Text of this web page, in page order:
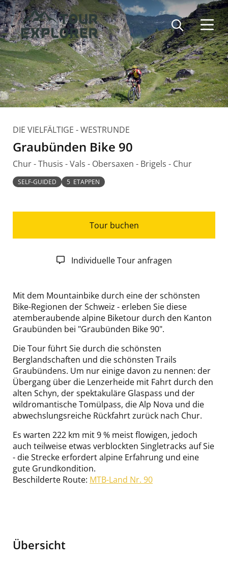
Direkt
zum
Inhalt
DIE VIELFÄLTIGE - WESTRUNDE
Graubünden Bike 90
Chur - Thusis - Vals - Obersaxen - Brigels - Chur
SELF-GUIDED 5 ETAPPEN
Tour buchen
Individuelle Tour anfragen
Mit dem Mountainbike durch eine der schönsten
Bike-Regionen der Schweiz - erleben Sie diese
atemberaubende alpine Biketour durch den Kanton
Graubünden bei "Graubünden Bike 90".
Die Tour führt Sie durch die schönsten
Berglandschaften und die schönsten Trails
Graubündens. Um nur einige davon zu nennen: der
Übergang über die Lenzerheide mit Fahrt durch den
alten Schyn, der spektakuläre Glaspass und der
wildromantische Tomülpass, die Alp Nova und die
abwechslungsreiche Rückfahrt zurück nach Chur.
Es warten 222 km mit 9 % meist flowigen, jedoch
auch teilweise etwas verblockten Singletracks auf Sie
- die Strecke erfordert alpine Erfahrung und eine
gute Grundkondition.
Beschilderte Route: MTB-Land Nr. 90
Übersicht